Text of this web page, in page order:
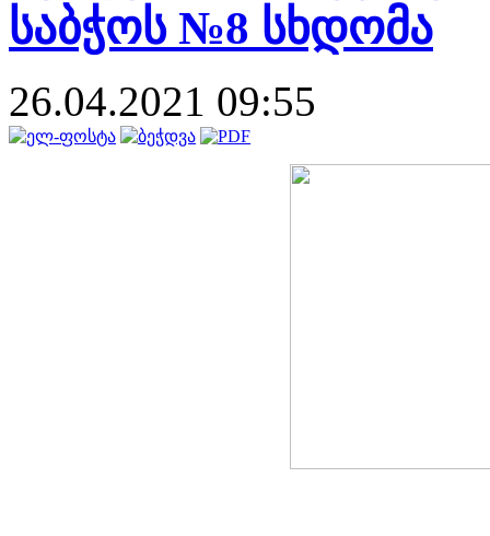
საბჭოს №8 სხდომა
26.04.2021 09:55